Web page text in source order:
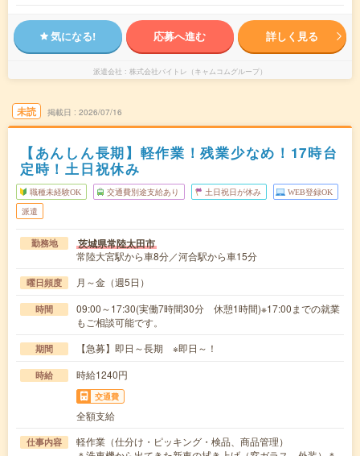
気になる! 応募へ進む 詳しく見る
派遣会社 株式会社バイトレ（キャムコムグループ）
未読 掲載日 2026/07/16
【あんしん長期】軽作業！残業少なめ！17時台
定時！土日祝休み
職種未経験OK 交通費別途支給あり 土日祝日が休み WEB登録OK
派遣
勤務地 茨城県常陸太田市
常陸大宮駅から車8分／河合駅から車15分
曜日頻度 月～金（週5日）
時間
09:00～17:30(実働7時間30分 休憩1時間)※17:00までの就業
もご相談可能です。
期間 【急募】即日～長期 ※即日～！
時給 時給1240円
交通費
全額支給
仕事内容
軽作業（仕分け・ピッキング・検品、商品管理）